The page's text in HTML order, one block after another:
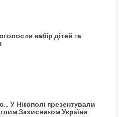
набір дітей та
У Нікополі презентували
Захисником України